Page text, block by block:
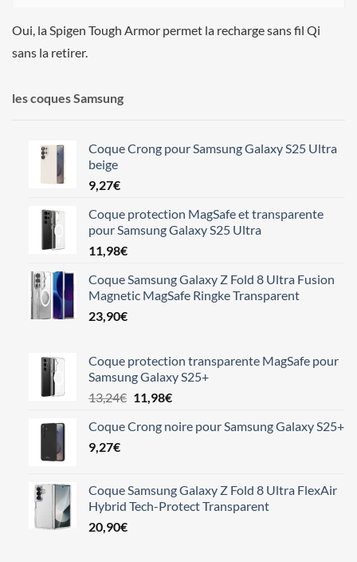
Oui, la Spigen Tough Armor permet la recharge sans fil Qi
sans la retirer.
les coques Samsung
Coque Crong pour Samsung Galaxy S25 Ultra
beige
9,27€
Coque protection MagSafe et transparente
pour Samsung Galaxy S25 Ultra
11,98€
Coque Samsung Galaxy Z Fold 8 Ultra Fusion
Magnetic MagSafe Ringke Transparent
23,90€
Coque protection transparente MagSafe pour
Samsung Galaxy S25+
13,24€ Le
initial
11,98€Le
actuel
Coque Crong noire pour Samsung Galaxy S25+
9,27€
Coque Samsung Galaxy Z Fold 8 Ultra FlexAir
Hybrid Tech-Protect Transparent
20,90€